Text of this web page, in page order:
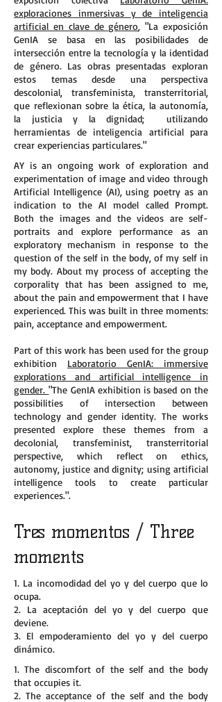
exploraciones inmersivas y de inteligencia
artificial en clave de género, "La exposición
GenIA se basa en las posibilidades de
intersección entre la tecnología y la identidad
de género. Las obras presentadas exploran
estos temas desde una perspectiva
descolonial, transfeminista, transterritorial,
que reflexionan sobre la ética, la autonomía,
la justicia y la dignidad; utilizando
herramientas de inteligencia artificial para
crear experiencias particulares."
AY is an ongoing work of exploration and
experimentation of image and video through
Artificial Intelligence (AI), using poetry as an
indication to the AI model called Prompt.
Both the images and the videos are self-
portraits and explore performance as an
exploratory mechanism in response to the
question of the self in the body, of my self in
my body. About my process of accepting the
corporality that has been assigned to me,
about the pain and empowerment that I have
experienced. This was built in three moments:
pain, acceptance and empowerment.
Part of this work has been used for the group
exhibition Laboratorio GenIA: immersive
explorations and artificial intelligence in
gender."The GenIA exhibition is based on the
possibilities of intersection between
technology and gender identity. The works
presented explore these themes from a
decolonial, transfeminist, transterritorial
perspective, which reflect on ethics,
autonomy, justice and dignity; using artificial
intelligence tools to create particular
experiences.".
Tres momentos / Three
moments
1. La incomodidad del yo y del cuerpo que lo
ocupa.
2. La aceptación del yo y del cuerpo que
deviene.
3. El empoderamiento del yo y del cuerpo
dinámico.
1. The discomfort of the self and the body
that occupies it.
2. The acceptance of the self and the body